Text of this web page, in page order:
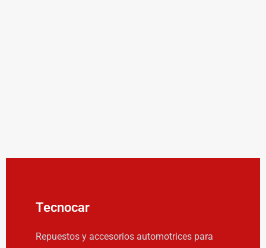
Tecnocar
Repuestos y accesorios automotrices para